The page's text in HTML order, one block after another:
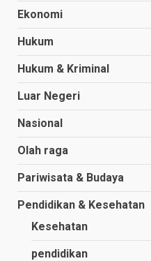
Ekonomi
Hukum
Hukum & Kriminal
Luar Negeri
Nasional
Olah raga
Pariwisata & Budaya
Pendidikan & Kesehatan
Kesehatan
pendidikan